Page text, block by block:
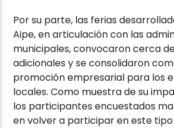
Por su parte, las ferias
Aipe, en articulación con las
municipales, convocaron cerca
adicionales y se consolidaron
promoción empresarial para los
locales. Como muestra de su
los participantes encuestados
en volver a participar en este tipo